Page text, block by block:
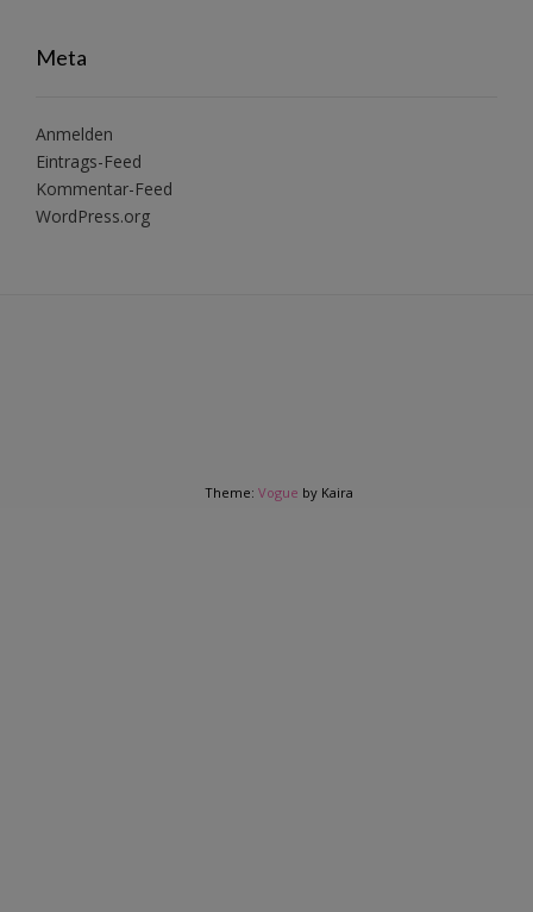
Meta
Anmelden
Eintrags-Feed
Kommentar-Feed
WordPress.org
Theme: Vogue by Kaira